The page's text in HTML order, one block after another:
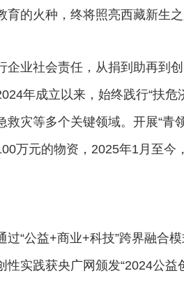
育的火种，终将照亮西藏新生
业社会责任，从捐到助再到创
年成立以来，始终践行“扶
救灾等多个关键领域。开展“青
万元的物资，2025年1月至
公益+商业+科技”跨界融合
实践获央广网颁发“2024公益